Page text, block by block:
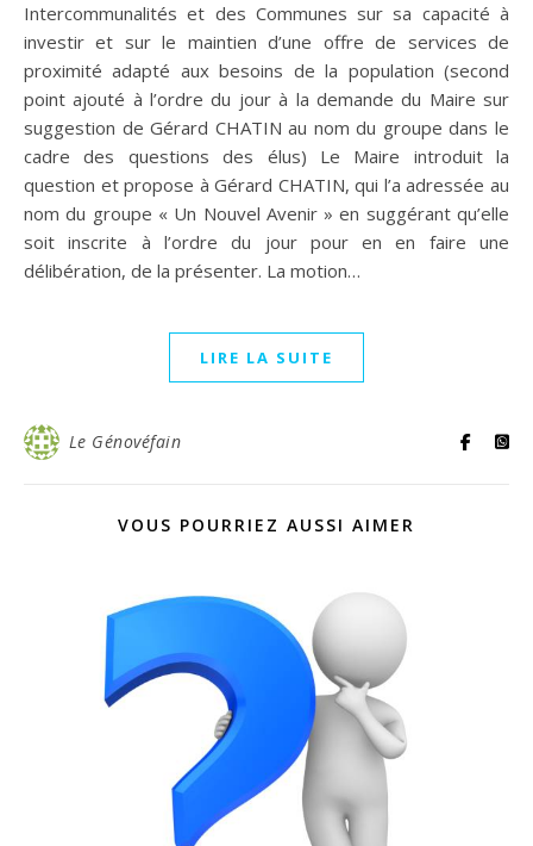
Intercommunalités et des Communes sur sa capacité à
investir et sur le maintien d’une offre de services de
proximité adapté aux besoins de la population (second
point ajouté à l’ordre du jour à la demande du Maire sur
suggestion de Gérard CHATIN au nom du groupe dans le
cadre des questions des élus) Le Maire introduit la
question et propose à Gérard CHATIN, qui l’a adressée au
nom du groupe « Un Nouvel Avenir » en suggérant qu’elle
soit inscrite à l’ordre du jour pour en en faire une
délibération, de la présenter. La motion…
LIRE LA SUITE
Le Génovéfain
VOUS POURRIEZ AUSSI AIMER